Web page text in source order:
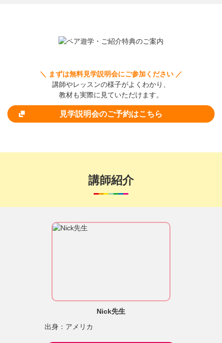
＼ まずは無料見学説明会にご参加ください ／
講師やレッスンの様子がよくわかり、
教材も実際に見ていただけます。
見学説明会のご予約はこちら
講師紹介
Nick先生
出身：アメリカ